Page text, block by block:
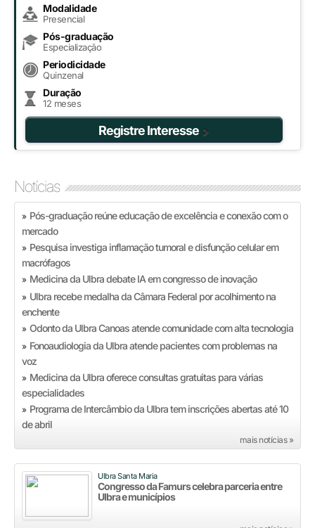
Modalidade
Presencial
Pós-graduação
Especialização
Periodicidade
Quinzenal
Duração
12 meses
Registre Interesse
Notícias
» Pós-graduação reúne educação de excelência e conexão com o
mercado
» Pesquisa investiga inflamação tumoral e disfunção celular em
macrófagos
» Medicina da Ulbra debate IA em congresso de inovação
» Ulbra recebe medalha da Câmara Federal por acolhimento na
enchente
» Odonto da Ulbra Canoas atende comunidade com alta tecnologia
» Fonoaudiologia da Ulbra atende pacientes com problemas na
voz
» Medicina da Ulbra oferece consultas gratuitas para várias
especialidades
» Programa de Intercâmbio da Ulbra tem inscrições abertas até 10
de abril
mais notícias »
Ulbra Santa Maria
Congresso da Famurs celebra parceria entre
Ulbra e municípios